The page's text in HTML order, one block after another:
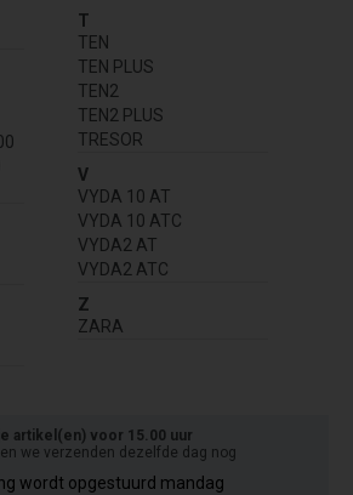
T
TEN
TEN PLUS
TEN2
TEN2 PLUS
TRESOR
V
VYDA 10 AT
VYDA 10 ATC
VYDA2 AT
VYDA2 ATC
Z
ZARA
artikel(en) voor 15.00 uur
we verzenden dezelfde dag nog
wordt opgestuurd mandag